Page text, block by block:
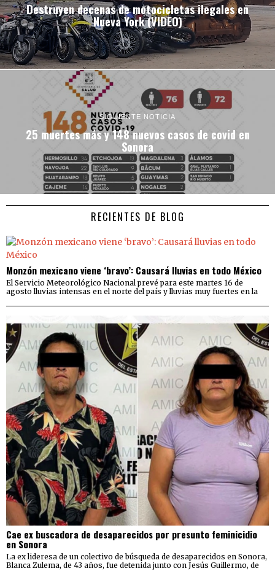
Destruyen decenas de motocicletas ilegales en
Nueva York (VIDEO)
SIGUIENTE NOTICIA
25 muertes más y 148 nuevos casos de covid en
Sonora
RECIENTES DE BLOG
Monzón mexicano viene ‘bravo’: Causará lluvias en todo México
El Servicio Meteorológico Nacional prevé para este martes 16 de
agosto lluvias intensas en el norte del país y lluvias muy fuertes en la
Cae ex buscadora de desaparecidos por presunto feminicidio
en Sonora
La ex lideresa de un colectivo de búsqueda de desaparecidos en Sonora,
Blanca Zulema, de 43 años, fue detenida junto con Jesús Guillermo, de